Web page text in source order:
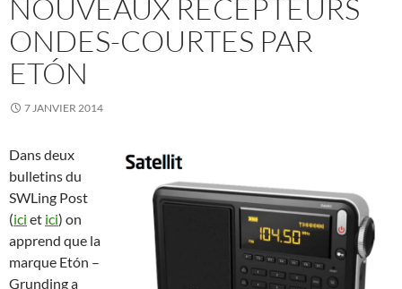
NOUVEAUX RÉCEPTEURS
ONDES-COURTES PAR
ETÓN
7 JANVIER 2014
Dans deux
bulletins du
SWLing Post
(ici et ici) on
apprend que la
marque Etón –
Grunding a